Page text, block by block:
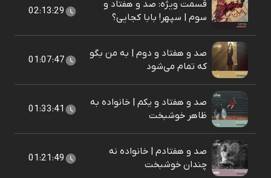
قسمت ویژه: صد و هفتاد و
سوم | سپهر! بابا کجایی؟
02:13:29
صد و هفتاد و دوم | به من بگو
که تمام می‌شود
01:07:47
صد و هفتاد و یکم | خانواده به
ظاهر خوشبخت
01:33:41
صد و هفتادم | خانواده نه
چندان خوشبخت
01:21:49